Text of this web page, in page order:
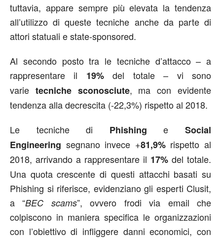
tuttavia, appare sempre più elevata la tendenza
all’utilizzo di queste tecniche anche da parte di
attori statuali e state-sponsored.
Al secondo posto tra le tecniche d’attacco – a
rappresentare il 19%del totale – vi sono
varie tecniche sconosciute, ma con evidente
tendenza alla decrescita (-22,3%) rispetto al 2018.
Le tecniche di PhishingeSocial
Engineering segnano invece +81,9%rispetto al
2018, arrivando a rappresentare il 17% del totale.
Una quota crescente di questi attacchi basati su
Phishing si riferisce, evidenziano gli esperti Clusit,
a “BEC scams”, ovvero frodi via email che
colpiscono in maniera specifica le organizzazioni
con l’obiettivo di infliggere danni economici, con